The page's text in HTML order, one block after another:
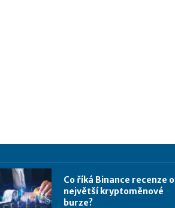
Co říká Binance recenze o
největší kryptoměnové
burze?